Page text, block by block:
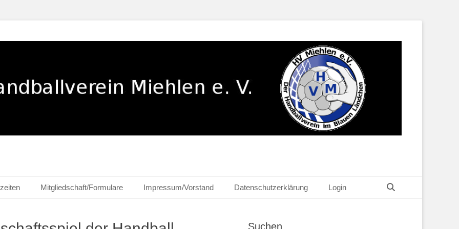
e. V.
Mitgliedschaft/Formulare Impressum/Vorstand Datenschutzerklärung Login
Suchen